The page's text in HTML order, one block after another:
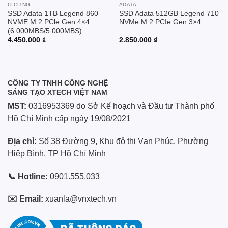
Ổ CỨNG
SSD Adata 1TB Legend 860
NVME M.2 PCle Gen 4×4
(6.000MBS/5.000MBS)
4.450.000 ₫
ADATA
SSD Adata 512GB Legend 710
NVMe M.2 PCIe Gen 3×4
2.850.000 ₫
CÔNG TY TNHH CÔNG NGHỆ
SÁNG TẠO XTECH VIỆT NAM
MST: 0316953369 do Sở Kế hoạch và Đầu tư Thành phố
Hồ Chí Minh cấp ngày 19/08/2021
Địa chỉ: Số 38 Đường 9, Khu đô thị Vạn Phúc, Phường
Hiệp Bình, TP Hồ Chí Minh
📞 Hotline: 0901.555.033
✉️ Email: xuanla@vnxtech.vn